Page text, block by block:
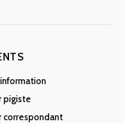
information
pigiste
correspondant